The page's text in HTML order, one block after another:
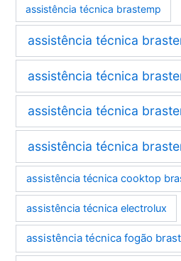
assistência técnica brastemp
assistência técnica
assistência técnica
assistência técnica
assistência técnica
assistência técnica cooktop
assistência técnica electrolux
assistência técnica fogão